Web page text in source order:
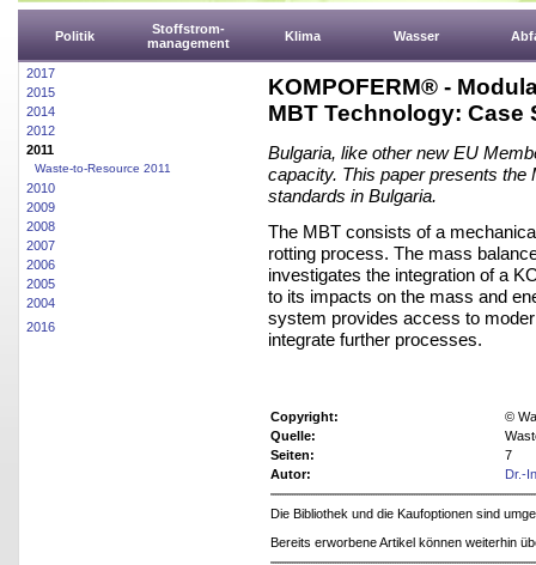
Politik
Stoffstrom-
management
Klima Wasser
2017
2015
2014
2012
2011
Waste-to-Resource 2011
2010
2009
2008
2007
2006
2005
2004
2016
KOMPOFERM® -
MBT Technology: Case
Bulgaria, like other new EU
capacity. This paper presents the
standards in Bulgaria.
The MBT consists of a
rotting process. The mass
investigates the integration of a
to its impacts on the mass and
system provides access to
integrate further processes.
Copyright:
©
Quelle:
Seiten:
7
Autor:
Dr.-
Die Bibliothek und die Kaufoptionen sind
Bereits erworbene Artikel können weiterhin